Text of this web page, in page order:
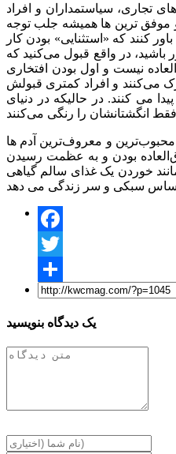
تجاری، سیاستمداران و افراد
و موفق ترین ها همیشه جلب توجه
کنند که «استثنایی» بودن کار
در واقع قبول می‌کنید که
نیست و اول بودن افتخاری
می‌کنند و افراد کمتری قبولش
می کنند. در حالیکه در دنیای
و معروف‌ترین آدم ها
بودن و به عظمت رسیدن
خوردن یک غذای سالم گیاهی
Facebook
Twitter
Share
یک دیدگاه بنویسید